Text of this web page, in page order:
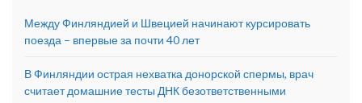
Между Финляндией и Швецией начинают курсировать
поезда – впервые за почти 40 лет
В Финляндии острая нехватка донорской спермы, врач
считает домашние тесты ДНК безответственными